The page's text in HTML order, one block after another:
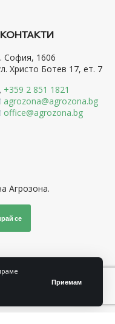
Приемам
КОНТАКТИ
София, 1606
Христо Ботев 17, ет. 7
+359 2 851 1821
agrozona@agrozona.bg
office@agrozona.bg
Агрозона.
се
ни